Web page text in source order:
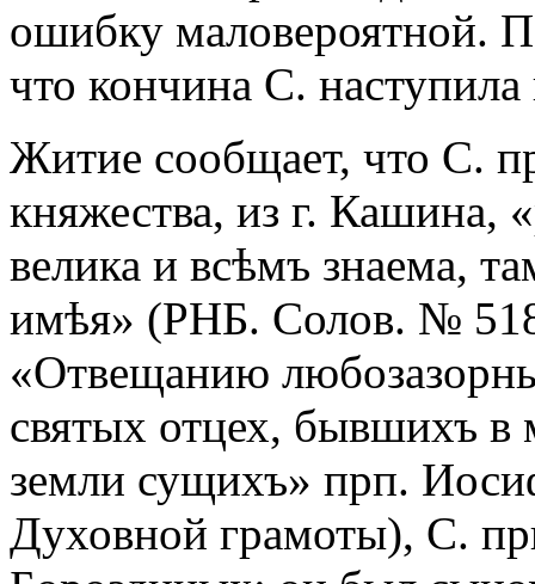
ошибку маловероятной.
что кончина С. наступила
Житие сообщает, что С.
княжества, из г. Кашина,
велика и всѣмъ знаема,
имѣя» (РНБ. Солов. №
«Отвещанию
святых отцех, бывшихъ в
земли сущихъ» прп.
Духовной грамоты), С.